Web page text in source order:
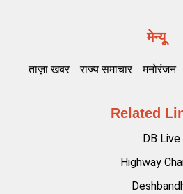
मेन्यू
ताज़ा खबर राज्य समाचार मनोरंजन
Related
DB Live
Highway